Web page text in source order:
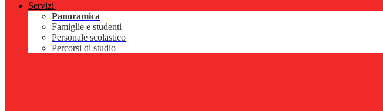
Servizi
Panoramica
Famiglie e studenti
Personale scolastico
Percorsi di studio